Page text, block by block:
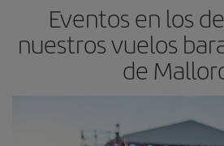
Eventos en los
nuestros vuelos
de